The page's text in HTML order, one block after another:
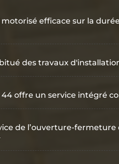
efficace sur la
des travaux
44 offre un service intégré
de l’ouverture-fermeture